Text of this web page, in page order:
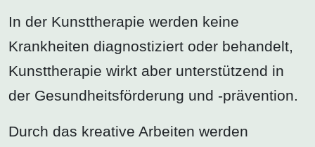
In der Kunsttherapie werden keine
Krankheiten diagnostiziert oder behandelt,
Kunsttherapie wirkt aber unterstützend in
der Gesundheitsförderung und -prävention.
Durch das kreative Arbeiten werden